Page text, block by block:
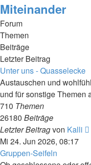
Miteinander
Forum
Themen
Beiträge
Letzter Beitrag
Unter uns - Quasselecke
Austauschen und
und für sonstige Themen
710 Themen
26180 Beiträge
Letzter Beitragvon Kalli
Mi 24. Jun 2026, 08:17
Gruppen-Seifeln